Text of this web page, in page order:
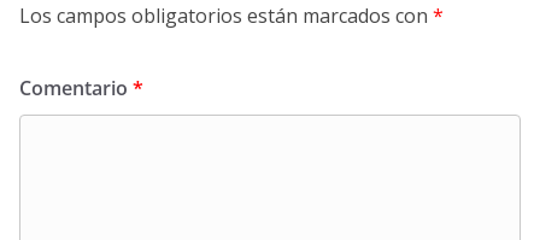
Los campos obligatorios están marcados con *
Comentario *